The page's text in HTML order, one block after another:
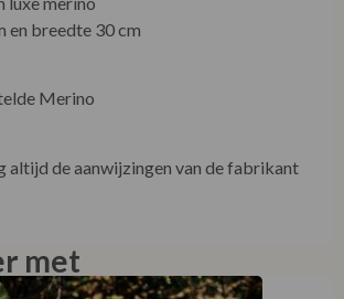
en breedte 30 cm
Merino
altijd de aanwijzingen van de fabrikant
met